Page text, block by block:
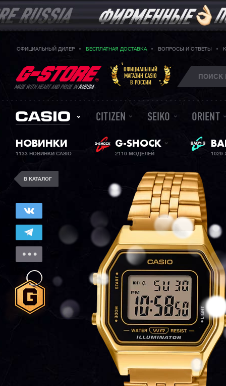
ОФИЦИАЛЬНЫЙ ДИЛЕР БЕСПЛАТНАЯ ДОСТАВКА ВОПРОСЫ И ОТВЕТЫ
MADE WITH HEART AND PRIDE INRUSSIA
ОФИЦИАЛЬНЫЙ
МАГАЗИН CASIO
В РОССИИ
CITIZEN SEIKO ORIENT
НОВИНКИ
1133 НОВИНКИ CASIO
G-SHOCK
2110 МОДЕЛЕЙ 1029
В КАТАЛОГ